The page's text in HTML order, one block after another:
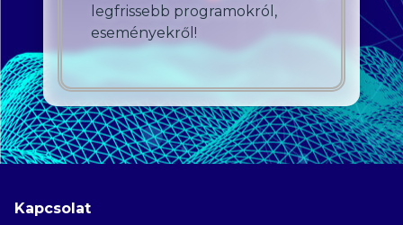
legfrissebb programokról,
eseményekről!
Kapcsolat